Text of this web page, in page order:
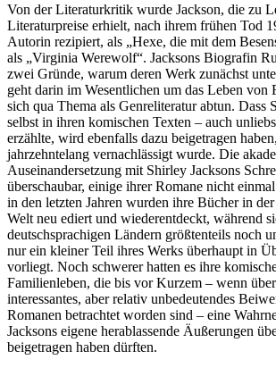
Von der Literaturkritik wurde Jackson, die zu
Literaturpreise erhielt, nach ihrem frühen Tod
Autorin rezipiert, als „Hexe, die mit dem
als „Virginia Werewolf“. Jacksons Biografin
zwei Gründe, warum deren Werk zunächst
geht darin im Wesentlichen um das Leben von
sich qua Thema als Genreliteratur abtun. Dass
selbst in ihren komischen Texten – auch
erzählte, wird ebenfalls dazu beigetragen
jahrzehntelang vernachlässigt wurde. Die
Auseinandersetzung mit Shirley Jacksons
überschaubar, einige ihrer Romane nicht
in den letzten Jahren wurden ihre Bücher in
Welt neu ediert und wiederentdeckt, während
deutschsprachigen Ländern größtenteils noch
nur ein kleiner Teil ihres Werks überhaupt in
vorliegt. Noch schwerer hatten es ihre
Familienleben, die bis vor Kurzem – wenn
interessantes, aber relativ unbedeutendes
Romanen betrachtet worden sind – eine
Jacksons eigene herablassende Äußerungen
beigetragen haben dürften.